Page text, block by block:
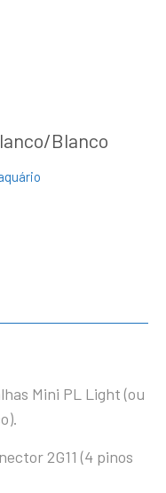
Blanco
Mini PL Light (ou
2G11 (4 pinos